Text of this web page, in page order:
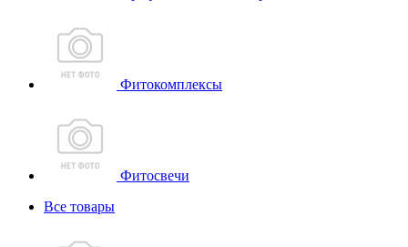
Фитокомплексы
Фитосвечи
Все товары